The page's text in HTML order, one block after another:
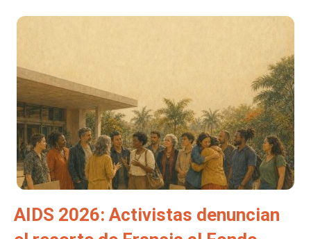
AIDS 2026: Activistas denuncian